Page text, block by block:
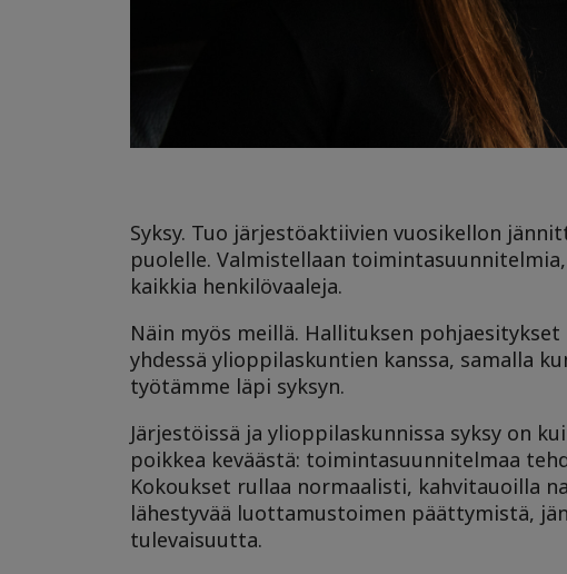
Syksy. Tuo järjestöaktiivien vuosikellon
puolelle. Valmistellaan
kaikkia henkilövaaleja.
Näin myös meillä. Hallituksen
yhdessä ylioppilaskuntien kanssa, samalla
työtämme läpi syksyn.
Järjestöissä ja ylioppilaskunnissa syksy on
poikkea keväästä: toimintasuunnitelmaa
Kokoukset rullaa normaalisti, kahvitauoilla
lähestyvää luottamustoimen päättymistä,
tulevaisuutta.